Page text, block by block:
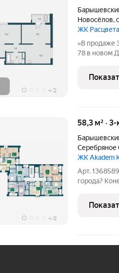
+ 2
Новосёлов,
ЖК
«В продаже
78 в новом
окружении
озеро и лес.
+ 8
58,3 м² ·
Серебряное
ЖК Akadem
Арт.
города?
получите
комплексе.